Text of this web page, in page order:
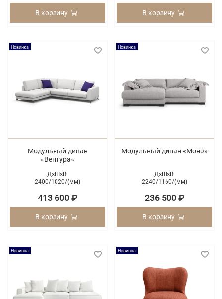
В корзину В корзину
Новинка
Модульный диван
«Вентура»
Д×Ш×В:
2400/1020/(мм)
413 600 ₽
В корзину
Новинка
Модульный диван «Монэ»
Д×Ш×В:
2240/1160/(мм)
236 500 ₽
В корзину
Новинка Новинка